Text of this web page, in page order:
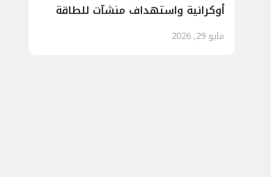
أوكرانية واستهداف منشآت للطاقة
مايو 29, 2026